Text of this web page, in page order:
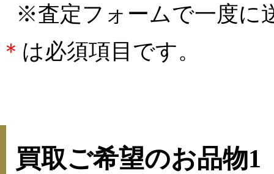
※査定フォームで一度に
＊ は必須項目です。
買取ご希望のお品物1